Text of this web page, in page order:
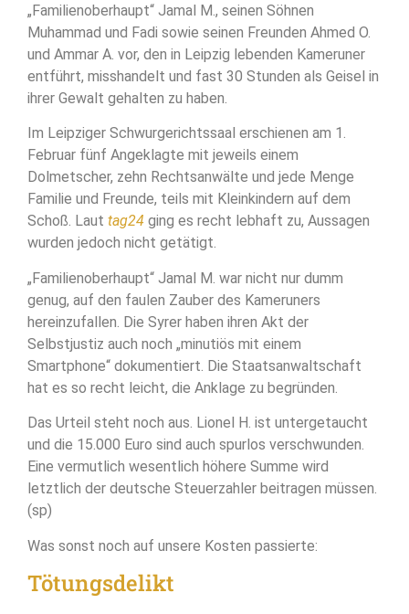
„Familienoberhaupt“ Jamal M., seinen Söhnen
Muhammad und Fadi sowie seinen Freunden Ahmed O.
und Ammar A. vor, den in Leipzig lebenden Kameruner
entführt, misshandelt und fast 30 Stunden als Geisel in
ihrer Gewalt gehalten zu haben.
Im Leipziger Schwurgerichtssaal erschienen am 1.
Februar fünf Angeklagte mit jeweils einem
Dolmetscher, zehn Rechtsanwälte und jede Menge
Familie und Freunde, teils mit Kleinkindern auf dem
Schoß. Laut tag24 ging es recht lebhaft zu, Aussagen
wurden jedoch nicht getätigt.
„Familienoberhaupt“ Jamal M. war nicht nur dumm
genug, auf den faulen Zauber des Kameruners
hereinzufallen. Die Syrer haben ihren Akt der
Selbstjustiz auch noch „minutiös mit einem
Smartphone“ dokumentiert. Die Staatsanwaltschaft
hat es so recht leicht, die Anklage zu begründen.
Das Urteil steht noch aus. Lionel H. ist untergetaucht
und die 15.000 Euro sind auch spurlos verschwunden.
Eine vermutlich wesentlich höhere Summe wird
letztlich der deutsche Steuerzahler beitragen müssen.
(sp)
Was sonst noch auf unsere Kosten passierte:
Tötungsdelikt